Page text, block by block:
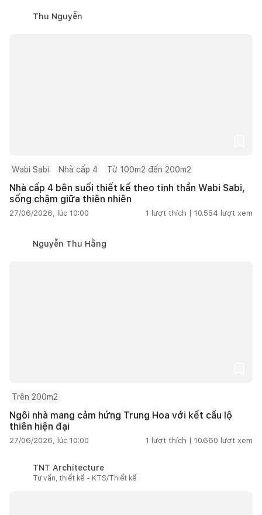
Thu Nguyễn
Wabi Sabi Nhà cấp 4 Từ 100m2 đến 200m2
Nhà cấp 4 bên suối thiết kế theo tinh thần Wabi Sabi,
sống chậm giữa thiên nhiên
27/06/2026, lúc 10:00 1 lượt thích | 10.554 lượt xem
Nguyễn Thu Hằng
Trên 200m2
Ngôi nhà mang cảm hứng Trung Hoa với kết cấu lộ
thiên hiện đại
27/06/2026, lúc 10:00 1 lượt thích | 10.660 lượt xem
TNT Architecture
Tư vấn, thiết kế - KTS/Thiết kế